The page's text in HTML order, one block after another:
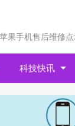
果手机售后维修
科技快讯